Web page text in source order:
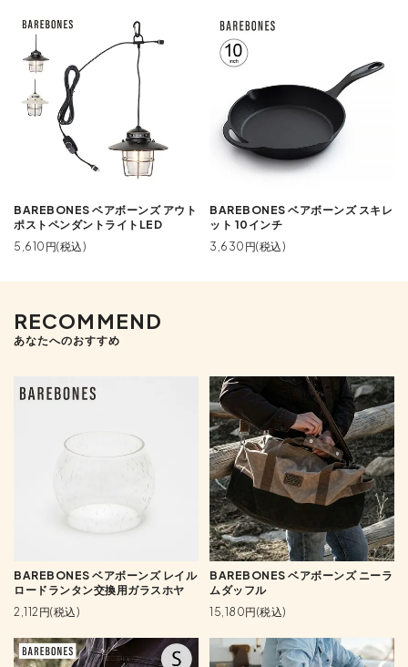
BAREBONES ベアボーンズ アウト
ポストペンダントライトLED
5,610円(税込)
BAREBONES ベアボーンズ スキレ
ット 10インチ
3,630円(税込)
RECOMMEND
あなたへのおすすめ
BAREBONES ベアボーンズ レイル
ロードランタン交換用ガラスホヤ
2,112円(税込)
BAREBONES ベアボーンズ ニーラ
ムダッフル
15,180円(税込)